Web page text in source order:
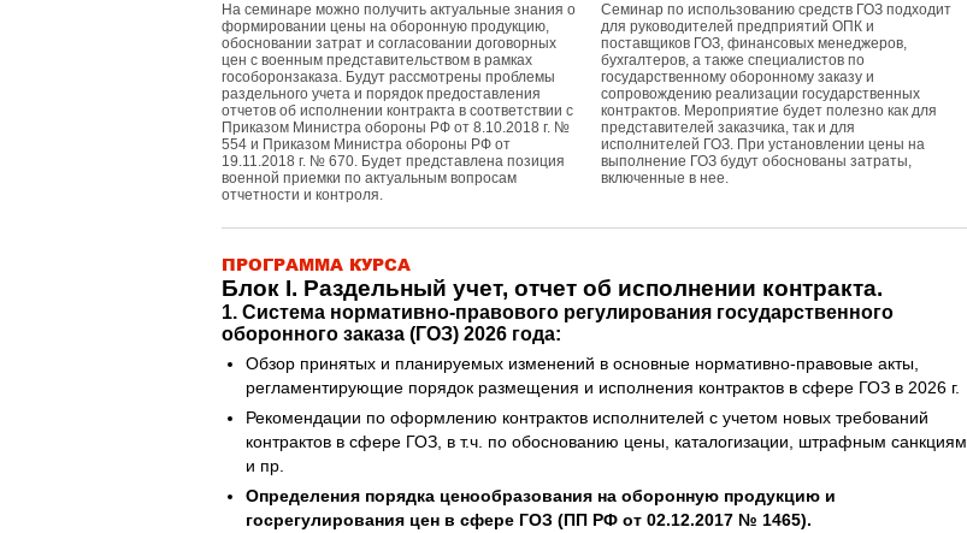
На семинаре можно получить актуальные знания о
формировании цены на оборонную продукцию,
обосновании затрат и согласовании договорных
цен с военным представительством в рамках
гособоронзаказа. Будут рассмотрены проблемы
раздельного учета и порядок предоставления
отчетов об исполнении контракта в соответствии с
Приказом Министра обороны РФ от 8.10.2018 г. №
554 и Приказом Министра обороны РФ от
19.11.2018 г. № 670. Будет представлена позиция
военной приемки по актуальным вопросам
отчетности и контроля.
Семинар по использованию средств ГОЗ подходит
для руководителей предприятий ОПК и
поставщиков ГОЗ, финансовых менеджеров,
бухгалтеров, а также специалистов по
государственному оборонному заказу и
сопровождению реализации государственных
контрактов. Мероприятие будет полезно как для
представителей заказчика, так и для
исполнителей ГОЗ. При установлении цены на
выполнение ГОЗ будут обоснованы затраты,
включенные в нее.
ПРОГРАММА КУРСА
Блок I. Раздельный учет, отчет об исполнении контракта.
1. Система нормативно-правового регулирования государственного
оборонного заказа (ГОЗ) 2026 года:
Обзор принятых и планируемых изменений в основные нормативно-правовые акты,
регламентирующие порядок размещения и исполнения контрактов в сфере ГОЗ в 2026 г.
Рекомендации по оформлению контрактов исполнителей с учетом новых требований
контрактов в сфере ГОЗ, в т.ч. по обоснованию цены, каталогизации, штрафным санкциям
и пр.
Определения порядка ценообразования на оборонную продукцию и
госрегулирования цен в сфере ГОЗ (ПП РФ от 02.12.2017 № 1465).